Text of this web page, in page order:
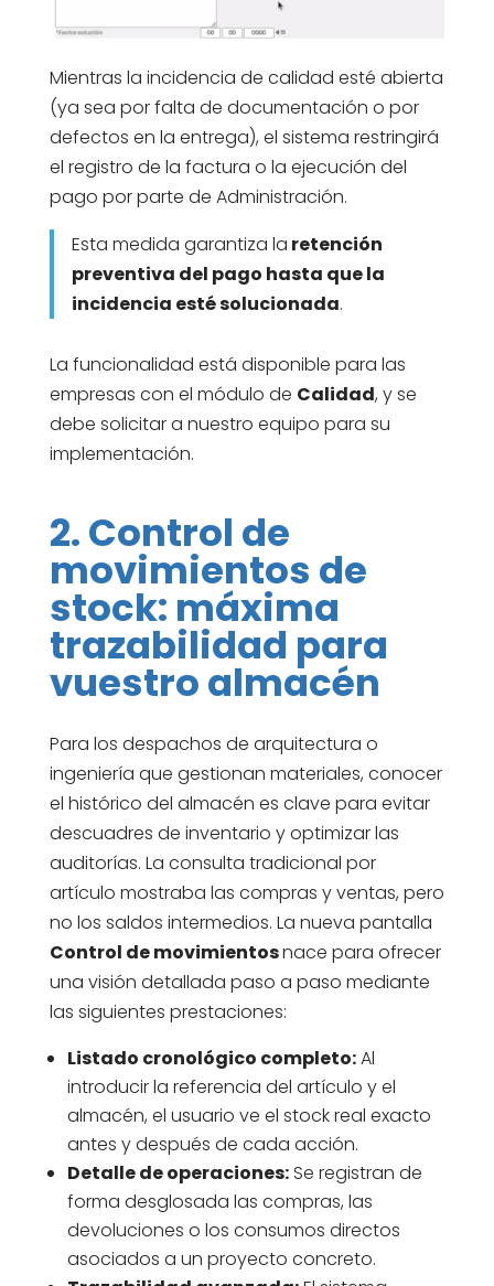
Mientras la incidencia de calidad esté abierta
(ya sea por falta de documentación o por
defectos en la entrega), el sistema restringirá
el registro de la factura o la ejecución del
pago por parte de Administración.
Esta medida garantiza la retención
preventiva del pago hasta que la
incidencia esté solucionada.
La funcionalidad está disponible para las
empresas con el módulo de Calidad, y se
debe solicitar a nuestro equipo para su
implementación.
2. Control de
movimientos de
stock: máxima
trazabilidad para
vuestro almacén
Para los despachos de arquitectura o
ingeniería que gestionan materiales, conocer
el histórico del almacén es clave para evitar
descuadres de inventario y optimizar las
auditorías. La consulta tradicional por
artículo mostraba las compras y ventas, pero
no los saldos intermedios. La nueva pantalla
Control de movimientosnace para ofrecer
una visión detallada paso a paso mediante
las siguientes prestaciones:
Listado cronológico completo:Al
introducir la referencia del artículo y el
almacén, el usuario ve el stock real exacto
antes y después de cada acción.
Detalle de operaciones:Se registran de
forma desglosada las compras, las
devoluciones o los consumos directos
asociados a un proyecto concreto.